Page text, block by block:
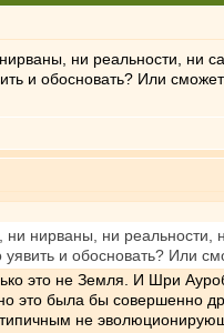
ни реальности, ни
и обосновать? Или
нирваны, ни реальности,
и обосновать? Или
это не Земля. И Шри
это была бы совершенно
не